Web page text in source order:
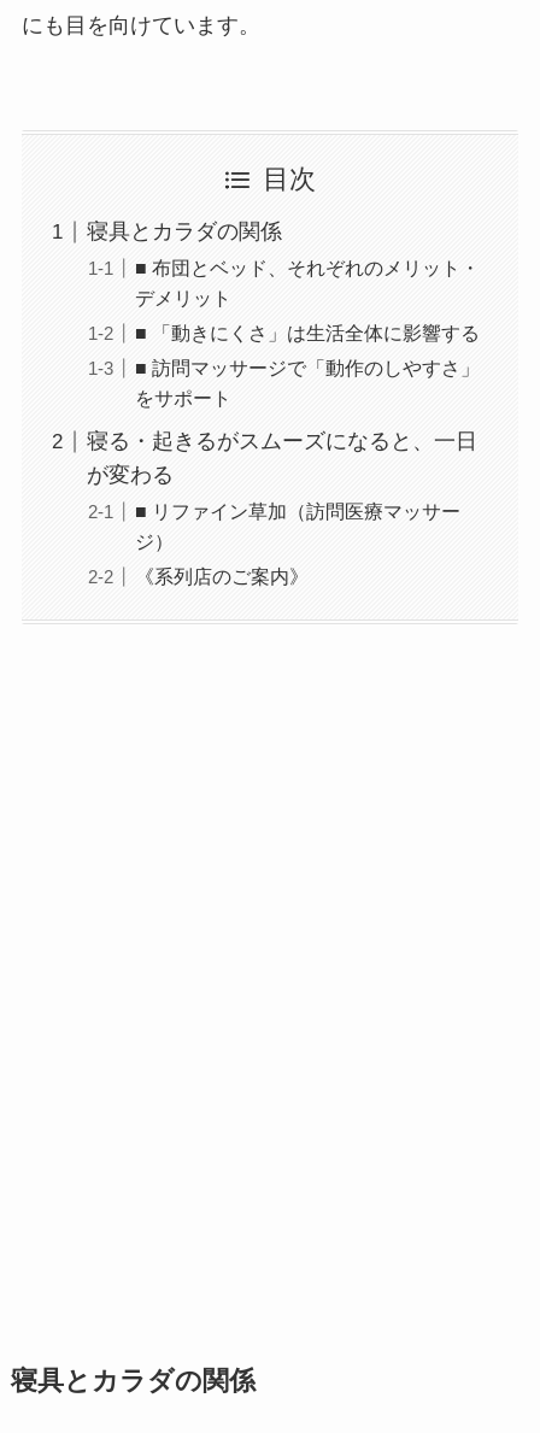
にも目を向けています。
目次
寝具とカラダの関係
■ 布団とベッド、それぞれのメリット・
デメリット
■ 「動きにくさ」は生活全体に影響する
■ 訪問マッサージで「動作のしやすさ」
をサポート
寝る・起きるがスムーズになると、一日
が変わる
■ リファイン草加（訪問医療マッサー
ジ）
《系列店のご案内》
寝具とカラダの関係